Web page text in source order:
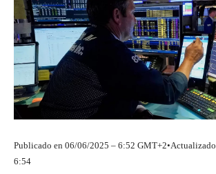
Publicado en 06/06/2025 – 6:52 GMT+2•Actualizado
6:54